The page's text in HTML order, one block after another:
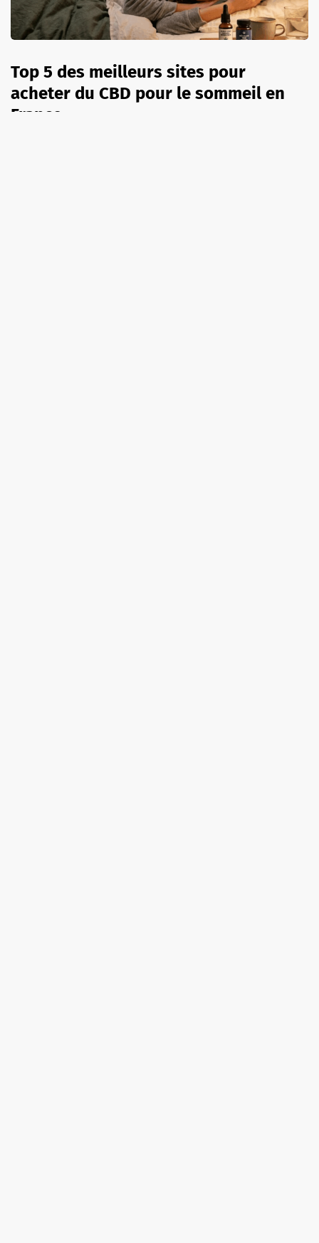
Top 5 des meilleurs sites pour
acheter du CBD pour le sommeil en
France